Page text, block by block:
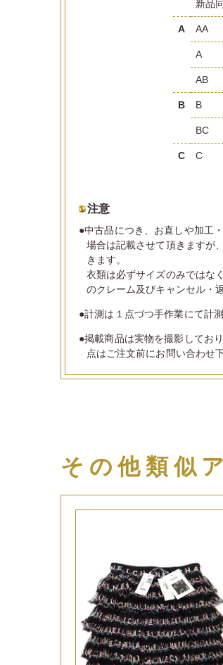
新品
A AA
A
AB
B B
BC
C C
注意
●中古品につき、お直しや加工
場合は記載させて頂きますが
きます。
衣類は必ずサイズのみではな
のクレーム及びキャンセル・
●計測は１点づつ手作業にて計
●掲載商品は実物を撮影してお
点はご注文前にお問い合わせ
その他類似